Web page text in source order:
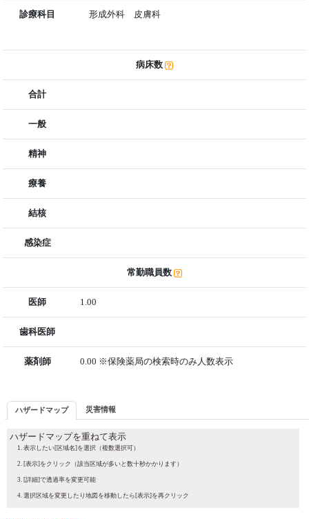
診療科目 形成外科 皮膚科
病床数
合計
一般
精神
療養
結核
感染症
常勤職員数
医師 1.00
歯科医師
薬剤師 0.00 ※保険薬局の検索時のみ人数表示
ハザードマップ 災害情報
ハザードマップを重ねて表示
表示したい[区域名]を選択（複数選択可）
[表示]をクリック（該当区域が多いと数十秒かかります）
[詳細]で透過率を変更可能
選択区域を変更したり地図を移動したら[表示]を再クリック